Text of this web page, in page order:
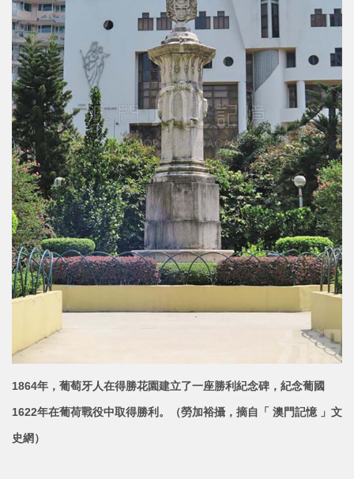
1864年，葡萄牙人在得勝花園建立了一座勝利紀念碑，紀念葡國
1622年在葡荷戰役中取得勝利。 （勞加裕攝，摘自「 澳門記憶 」文
史網）